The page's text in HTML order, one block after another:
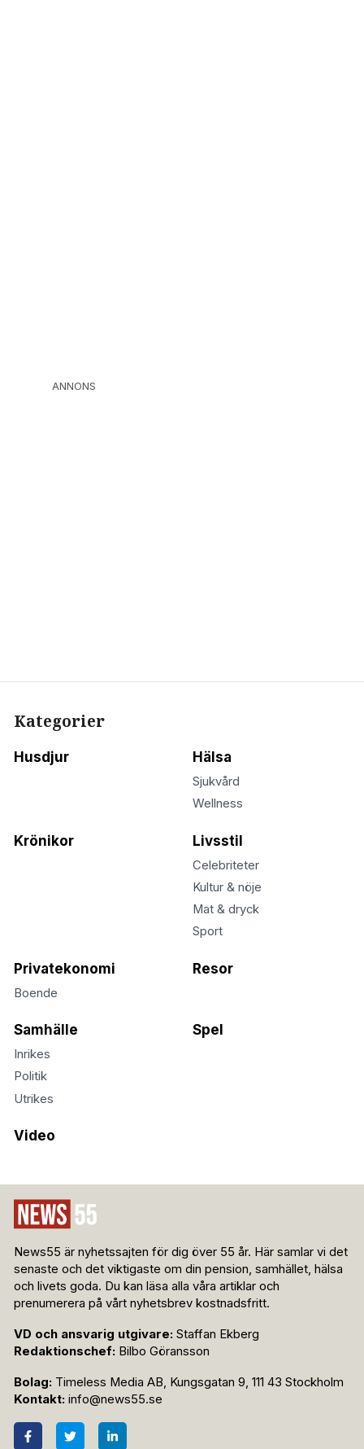
ANNONS
Kategorier
Husdjur Hälsa
Sjukvård
Wellness
Krönikor Livsstil
Celebriteter
Kultur & nöje
Mat & dryck
Sport
Privatekonomi
Boende
Resor
Samhälle
Inrikes
Politik
Utrikes
Spel
Video
News55 är nyhetssajten för dig över 55 år. Här samlar vi det
senaste och det viktigaste om din pension, samhället, hälsa
och livets goda. Du kan läsa alla våra artiklar och
prenumerera på vårt nyhetsbrev kostnadsfritt.
VD och ansvarig utgivare: Staffan Ekberg
Redaktionschef: Bilbo Göransson
Bolag: Timeless Media AB, Kungsgatan 9, 111 43 Stockholm
Kontakt: info@news55.se